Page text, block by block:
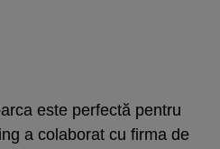
este perfectă pentru
a colaborat cu firma de